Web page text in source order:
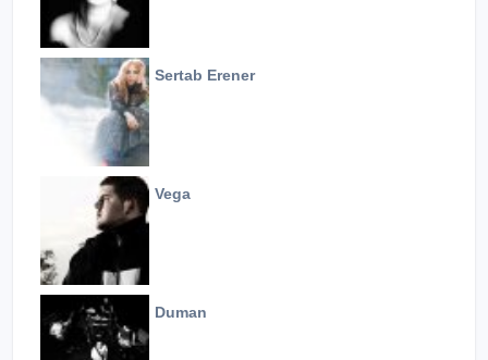
Sertab Erener
Vega
Duman